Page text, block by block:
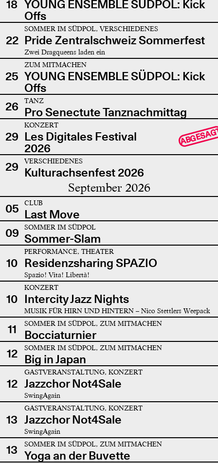
18 YOUNG ENSEMBLE SÜDPOL: Kick
Offs
22
SOMMER IM SÜDPOL, VERSCHIEDENES
Pride Zentralschweiz Sommerfest
Zwei Dragqueens laden ein
25
ZUM MITMACHEN
YOUNG ENSEMBLE SÜDPOL: Kick
Offs
26
TANZ
Pro Senectute Tanznachmittag
29
KONZERT
Les Digitales Festival
2026
29 VERSCHIEDENES
Kulturachsenfest 2026
September 2026
05 CLUB
Last Move
09
SOMMER IM SÜDPOL
Sommer-Slam
10
PERFORMANCE, THEATER
Residenzsharing SPAZIO
Spazio! Vita! Libertà!
10
KONZERT
Intercity Jazz Nights
MUSIK FÜR HIRN UND HINTERN – Nico Stettlers Weepack
11 SOMMER IM SÜDPOL, ZUM MITMACHEN
Bocciaturnier
12
SOMMER IM SÜDPOL, ZUM MITMACHEN
Big in Japan
12
GASTVERANSTALTUNG, KONZERT
Jazzchor Not4Sale
SwingAgain
13
GASTVERANSTALTUNG, KONZERT
Jazzchor Not4Sale
SwingAgain
13 SOMMER IM SÜDPOL, ZUM MITMACHEN
Yoga an der Buvette